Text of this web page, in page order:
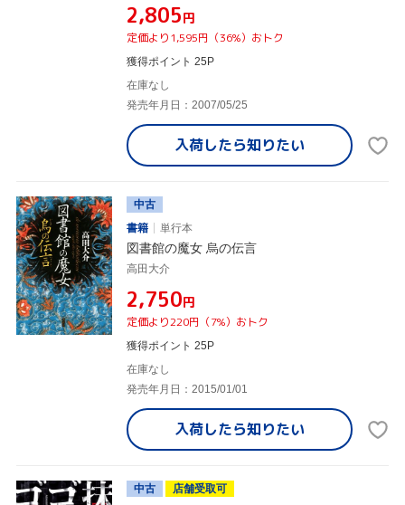
¥2,805円
定価より1,595円（36%）おトク
獲得ポイント 25P
在庫なし
発売年月日：2007/05/25
入荷したら知りたい
中古
書籍
単行本
図書館の魔女 烏の伝言
高田大介
¥2,750円
定価より220円（7%）おトク
獲得ポイント 25P
在庫なし
発売年月日：2015/01/01
入荷したら知りたい
中古
店舗受取可